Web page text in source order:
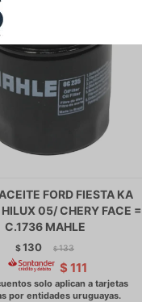
FORD FIESTA KA
HILUX 05/ CHERY FACE =
C.1736 MAHLE
$130 $ 133
$ 111